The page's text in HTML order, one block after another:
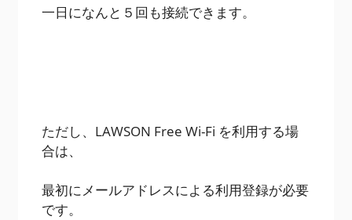
一日になんと５回も接続できます。
ただし、LAWSON Free Wi-Fi を利用する場
合は、
最初にメールアドレスによる利用登録が必要
です。